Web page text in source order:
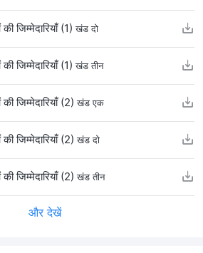
जिम्मेदारियाँ (1)खंड दो
जिम्मेदारियाँ (1)खंड तीन
जिम्मेदारियाँ (2)खंड एक
जिम्मेदारियाँ (2)खंड दो
जिम्मेदारियाँ (2)खंड तीन
और देखें